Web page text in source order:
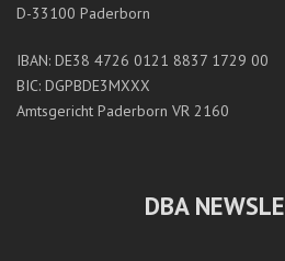
D-33100 Paderborn
IBAN: DE38 4726 0121 8837 1729 00
BIC: DGPBDE3MXXX
Amtsgericht Paderborn VR 2160
DBA